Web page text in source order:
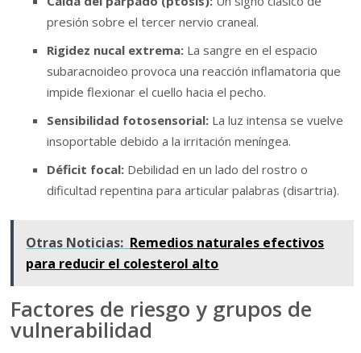
presión sobre el tercer nervio craneal.
Rigidez nucal extrema: La sangre en el espacio
subaracnoideo provoca una reacción inflamatoria que
impide flexionar el cuello hacia el pecho.
Sensibilidad fotosensorial: La luz intensa se vuelve
insoportable debido a la irritación meníngea.
Déficit focal: Debilidad en un lado del rostro o
dificultad repentina para articular palabras (disartria).
Otras Noticias: Remedios naturales efectivos
para reducir el colesterol alto
Factores de riesgo y grupos de
vulnerabilidad